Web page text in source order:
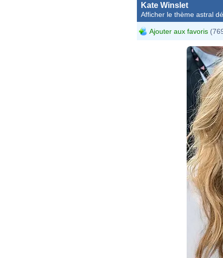
Kate Winslet
Afficher le thème astral
Ajouter aux favoris